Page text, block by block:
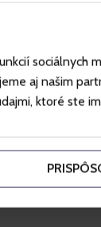
aj našim
ktoré ste
pokojach